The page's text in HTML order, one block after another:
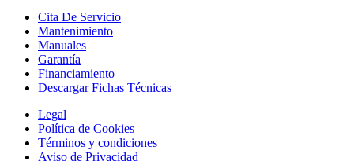
Cita De Servicio
Mantenimiento
Manuales
Garantía
Financiamiento
Descargar Fichas Técnicas
Legal
Política de Cookies
Términos y condiciones
Aviso de Privacidad